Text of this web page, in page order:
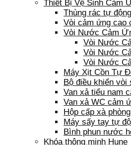
Thiết Bị Vệ Sinh Cảm
Thùng rác tự động
Vòi cảm ứng cao
Vòi Nước Cảm
Vòi Nước
Vòi Nước
Vòi Nước
Máy Xịt Cồn Tự
Bộ điều khiển vòi
Van xả tiểu nam
Van xả WC cảm
Hộp cấp xà
Máy sấy tay tự
Bình phun nước
Khóa thông minh Hune